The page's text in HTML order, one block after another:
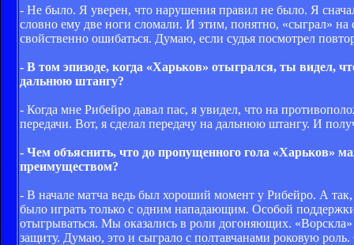
- Не было. Я уверен, что нарушения правил не было. Я
словно ему две ноги сломали. И этим, понятно, «сыграл»
свойственно ошибаться. Думаю, если судья посмотрел
- В том эпизоде, когда «Харьков» отыгрался, ты видел,
дальнюю штангу?
- Когда мне Рибейро давал пас, я увидел, что на
передачи. Вот, я сделал передачу на дальнюю штангу. И
- Чем объяснить, что до пропущенного гола «Харьков»
преимуществом?
- В начале матча ведь был хороший момент у Рибейро. А
было играть только с одним нападающим. Особой
отыгрываться. Мы оказались в роли догоняющих.
защиту. Думаю, это и сыграло с полтавчанами роковую